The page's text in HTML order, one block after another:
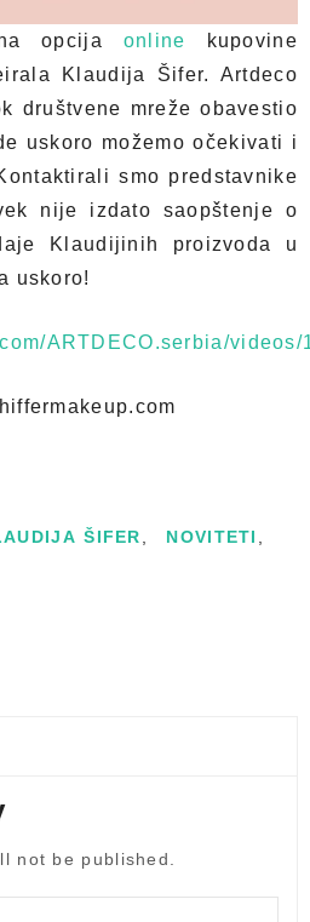
opcija online
kupovine
Klaudija Šifer. Artdeco
društvene mreže obavestio
uskoro možemo očekivati i
smo predstavnike
nije izdato saopštenje o
Klaudijinih proizvoda u
uskoro!
ARTDECO.serbia/
ŠIFER NOVITETI
not be published.